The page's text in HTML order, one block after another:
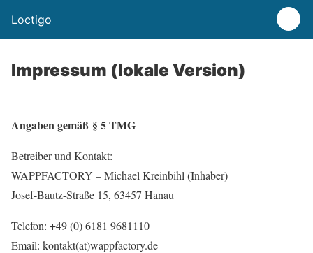
Loctigo
Impressum (lokale Version)
Angaben gemäß § 5 TMG
Betreiber und Kontakt:
WAPPFACTORY – Michael Kreinbihl (Inhaber)
Josef-Bautz-Straße 15, 63457 Hanau
Telefon: +49 (0) 6181 9681110
Email: kontakt(at)wappfactory.de